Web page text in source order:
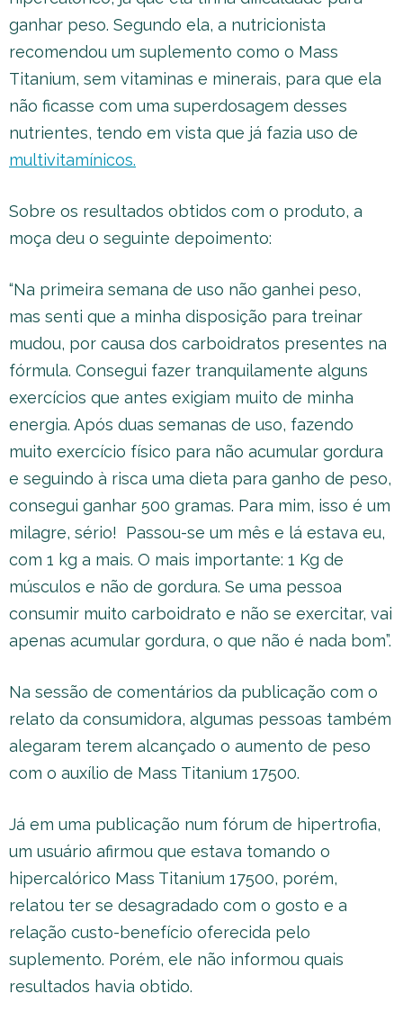
ganhar peso. Segundo ela, a nutricionista
recomendou um suplemento como o Mass
Titanium, sem vitaminas e minerais, para que ela
não ficasse com uma superdosagem desses
nutrientes, tendo em vista que já fazia uso de
multivitamínicos.
Sobre os resultados obtidos com o produto, a
moça deu o seguinte depoimento:
“Na primeira semana de uso não ganhei peso,
mas senti que a minha disposição para treinar
mudou, por causa dos carboidratos presentes na
fórmula. Consegui fazer tranquilamente alguns
exercícios que antes exigiam muito de minha
energia. Após duas semanas de uso, fazendo
muito exercício físico para não acumular gordura
e seguindo à risca uma dieta para ganho de peso,
consegui ganhar 500 gramas. Para mim, isso é um
milagre, sério! Passou-se um mês e lá estava eu,
com 1 kg a mais. O mais importante: 1 Kg de
músculos e não de gordura. Se uma pessoa
consumir muito carboidrato e não se exercitar, vai
apenas acumular gordura, o que não é nada bom”.
Na sessão de comentários da publicação com o
relato da consumidora, algumas pessoas também
alegaram terem alcançado o aumento de peso
com o auxílio de Mass Titanium 17500.
Já em uma publicação num fórum de hipertrofia,
um usuário afirmou que estava tomando o
hipercalórico Mass Titanium 17500, porém,
relatou ter se desagradado com o gosto e a
relação custo-benefício oferecida pelo
suplemento. Porém, ele não informou quais
resultados havia obtido.